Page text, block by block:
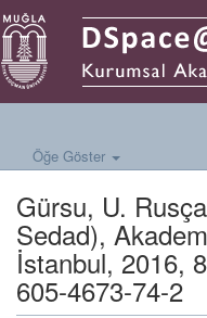
Öğe Göster
Gürsu, U.
Sedad),
İstanbul, 2016,
605-4673-74-2